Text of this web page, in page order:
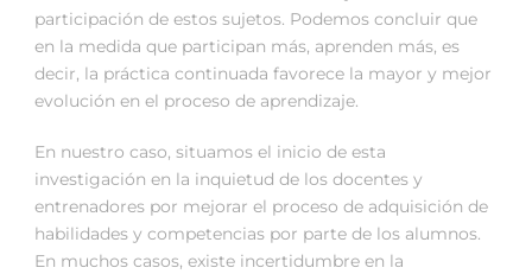
participación de estos sujetos. Podemos concluir que
en la medida que participan más, aprenden más, es
decir, la práctica continuada favorece la mayor y mejor
evolución en el proceso de aprendizaje.
En nuestro caso, situamos el inicio de esta
investigación en la inquietud de los docentes y
entrenadores por mejorar el proceso de adquisición de
habilidades y competencias por parte de los alumnos.
En muchos casos, existe incertidumbre en la